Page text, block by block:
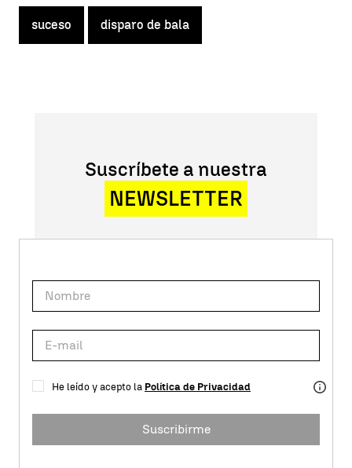
suceso disparo de bala
Suscríbete a nuestra
NEWSLETTER
He leído y acepto la Política de Privacidad
Suscribirme